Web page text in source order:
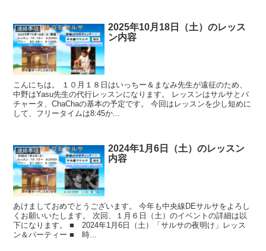
連絡事項
2025年10月18日（土）のレッス
ン内容
こんにちは。 １０月１８日はいっちー＆まなみ先生が遠征のため、
中野はYasu先生の代行レッスンになります。 レッスンはサルサとバ
チャータ、ChaChaの基本の予定です。 今回はレッスンを少し短めに
して、フリータイムは8:45か...
連絡事項
2024年1月6日（土）のレッスン
内容
あけましておめでとうございます。 今年も中央線DEサルサをよろし
くお願いいたします。 次回、１月６日（土）のイベントの詳細は以
下になります。 ■ 2024年1月6日（土）「サルサの夜明け」レッス
ン＆パーティー ■ 時...